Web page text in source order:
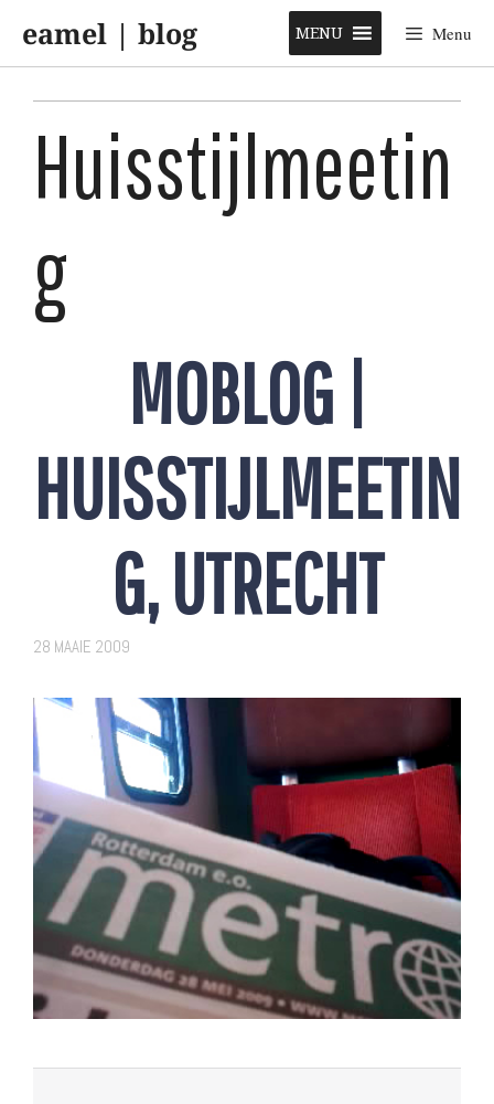
content
eamel | blog Menu
MENU
Huisstijlmeetin
g
MOBLOG |
HUISSTIJLMEETIN
G, UTRECHT
28 MAAIE 2009